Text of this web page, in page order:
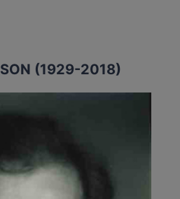
(1929-2018)